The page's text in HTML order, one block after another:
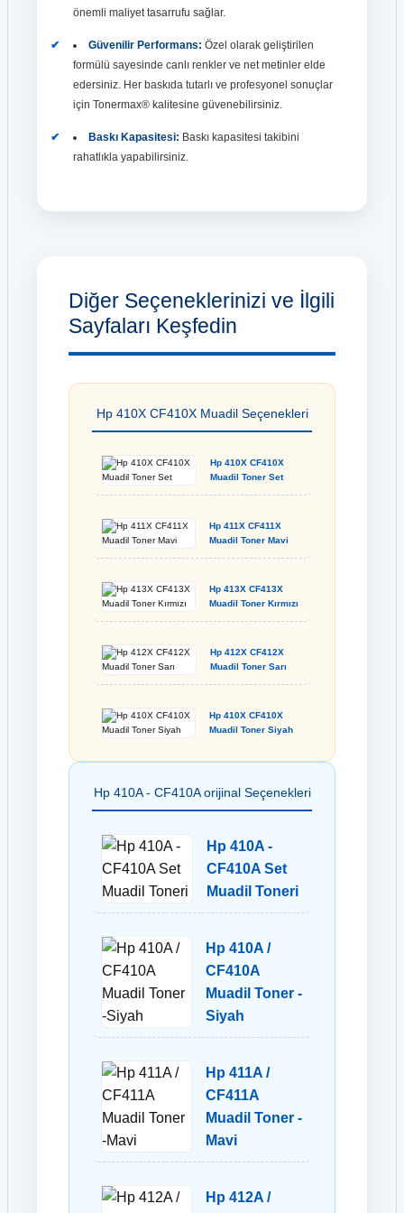
önemli maliyet tasarrufu sağlar.
Güvenilir Performans: Özel olarak geliştirilen
formülü sayesinde canlı renkler ve net metinler elde
edersiniz. Her baskıda tutarlı ve profesyonel sonuçlar
için Tonermax® kalitesine güvenebilirsiniz.
Baskı Kapasitesi: Baskı kapasitesi takibini
rahatlıkla yapabilirsiniz.
Diğer Seçeneklerinizi ve İlgili
Sayfaları Keşfedin
Hp 410X CF410X Muadil Seçenekleri
Hp 410X CF410X
Muadil Toner Set
Hp 411X CF411X
Muadil Toner Mavi
Hp 413X CF413X
Muadil Toner Kırmızı
Hp 412X CF412X
Muadil Toner Sarı
Hp 410X CF410X
Muadil Toner Siyah
Hp 410A - CF410A orijinal Seçenekleri
Hp 410A -
CF410A Set
Muadil Toneri
Hp 410A /
CF410A
Muadil Toner -
Siyah
Hp 411A /
CF411A
Muadil Toner -
Mavi
Hp 412A /